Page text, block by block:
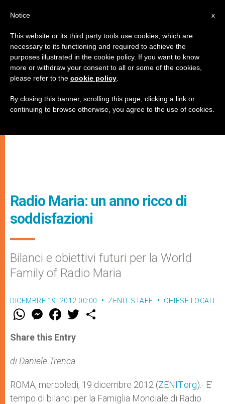
Radio Maria: un anno ricco di
soddisfazioni
Bilanci e obiettivi futuri per la World
Family of Radio Maria
DICEMBRE 19, 2012 00:00 ZENIT STAFF CHIESE LOCALI
W
t
s
p
p
M
e
s
e
g
e
F
a
e
b
o
k
w
Share this Entry
di Daniele Trenca
ROMA, mercoledì, 19 dicembre 2012 (ZENIT.org).- E’
tempo di bilanci per la Famiglia Mondiale di Radio
x
Notice
This website or its third party tools use cookies, which are
necessary to its functioning and required to achieve the
purposes illustrated in the cookie policy. If you want to know
more or withdraw your consent to all or some of the cookies,
please refer to the cookie policy
By closing this banner, scrolling this page, clicking a link or
continuing to browse otherwise, you agree to the use of cookies.